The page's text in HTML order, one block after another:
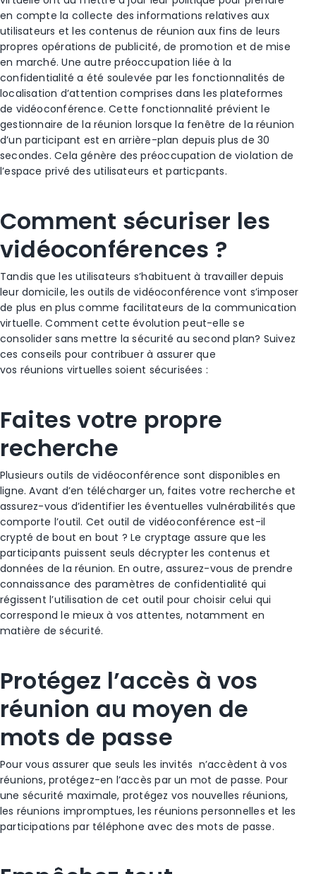
en compte la collecte des informations relatives aux
utilisateurs et les contenus de réunion aux fins de leurs
propres opérations de publicité, de promotion et de mise
en marché. Une autre préoccupation liée à la
confidentialité a été soulevée par les fonctionnalités de
localisation d’attention comprises dans les plateformes
de vidéoconférence. Cette fonctionnalité prévient le
gestionnaire de la réunion lorsque la fenêtre de la réunion
d’un participant est en arrière-plan depuis plus de 30
secondes. Cela génère des préoccupation de violation de
l’espace privé des utilisateurs et particpants.
Comment sécuriser les
vidéoconférences ?
Tandis que les utilisateurs s’habituent à travailler depuis
leur domicile, les outils de vidéoconférence vont s’imposer
de plus en plus comme facilitateurs de la communication
virtuelle. Comment cette évolution peut-elle se
consolider sans mettre la sécurité au second plan? Suivez
ces conseils pour contribuer à assurer que
vos réunions virtuelles soient sécurisées :
Faites votre propre
recherche
Plusieurs outils de vidéoconférence sont disponibles en
ligne. Avant d’en télécharger un, faites votre recherche et
assurez-vous d’identifier les éventuelles vulnérabilités que
comporte l’outil. Cet outil de vidéoconférence est-il
crypté de bout en bout ? Le cryptage assure que les
participants puissent seuls décrypter les contenus et
données de la réunion. En outre, assurez-vous de prendre
connaissance des paramètres de confidentialité qui
régissent l’utilisation de cet outil pour choisir celui qui
correspond le mieux à vos attentes, notamment en
matière de sécurité.
Protégez l’accès à vos
réunion au moyen de
mots de passe
Pour vous assurer que seuls les invités n’accèdent à vos
réunions, protégez-en l’accès par un mot de passe. Pour
une sécurité maximale, protégez vos nouvelles réunions,
les réunions impromptues, les réunions personnelles et les
participations par téléphone avec des mots de passe.